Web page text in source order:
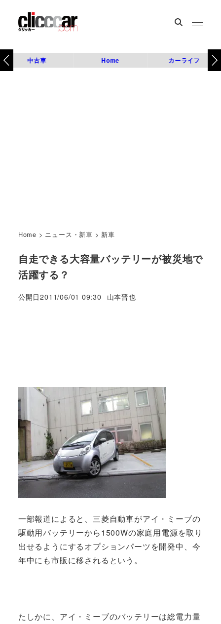
中古車 Home カーライフ
Home > ニュース・新車 > 新車
自走できる大容量バッテリーが被災地で
活躍する？
公開日2011/06/01 09:30
著
山本晋也
一部報道によると、三菱自動車がアイ・ミーブの
駆動用バッテリーから1500Wの家庭用電源を取り
出せるようにするオプションパーツを開発中、今
年中にも市販に移されるという。
たしかに、アイ・ミーブのバッテリーは総電力量